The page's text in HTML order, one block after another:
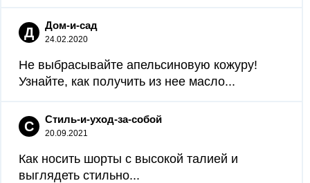
Д Дом-и-сад
24.02.2020
Не выбрасывайте апельсиновую кожуру!
Узнайте, как получить из нее масло...
С Стиль-и-уход-за-собой
20.09.2021
Как носить шорты с высокой талией и
выглядеть стильно...